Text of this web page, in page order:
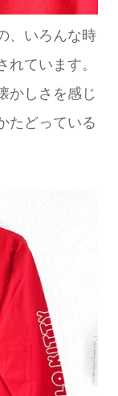
、いろんな時
ています。
かしさを感じ
たどっている